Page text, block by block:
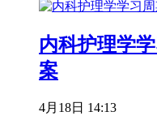
内科护理学
案
4月18日 14:13